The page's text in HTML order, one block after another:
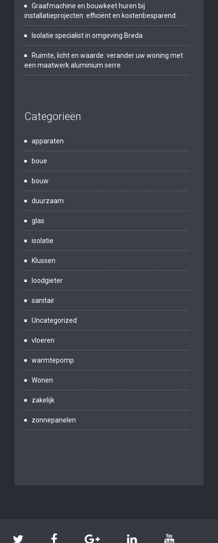
Graafmachine en bouwkeet huren bij
installatieprojecten: efficiënt en kostenbesparend
Isolatie specialist in omgeving Breda
Ruimte, licht en waarde: verander uw woning met
een maatwerk aluminium serre
Categorieën
apparaten
boue
bouw
duurzaam
glas
isolatie
Klussen
loodgieter
sanitair
Uncategorized
vloeren
warmtepomp
Wonen
zakelijk
zonnepanelen